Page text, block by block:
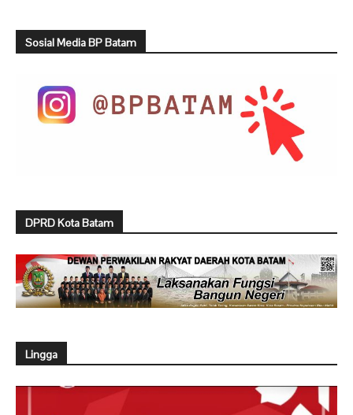
Sosial Media BP Batam
DPRD Kota Batam
Lingga